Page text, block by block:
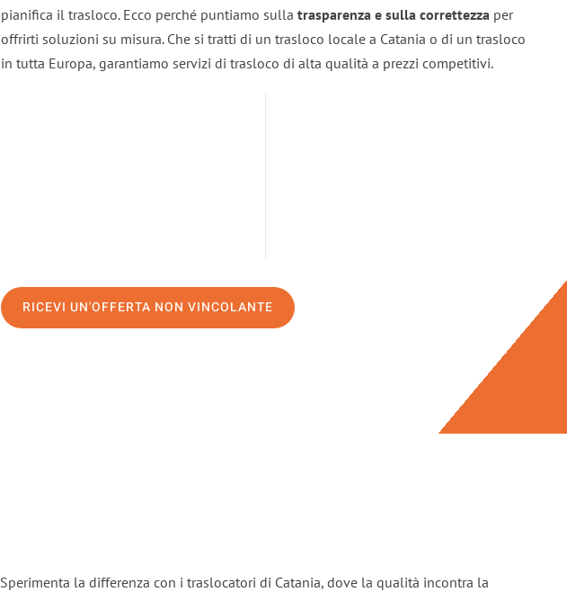
pianifica il trasloco. Ecco perché puntiamo sulla trasparenza e sulla correttezza per
offrirti soluzioni su misura. Che si tratti di un trasloco locale a Catania o di un trasloco
in tutta Europa, garantiamo servizi di trasloco di alta qualità a prezzi competitivi.
RICEVI UN'OFFERTA NON VINCOLANTE
Sperimenta la differenza con i traslocatori di Catania, dove la qualità incontra la